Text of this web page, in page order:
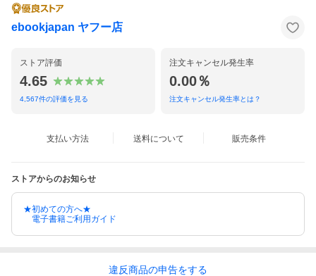
ebookjapan ヤフー店
ストア評価
4.65
4,567件の評価を見る
注文キャンセル発生率
0.00％
注文キャンセル発生率とは？
支払い方法 送料について 販売条件
ストアからのお知らせ
★初めての方へ★
電子書籍ご利用ガイド
違反商品の申告をする